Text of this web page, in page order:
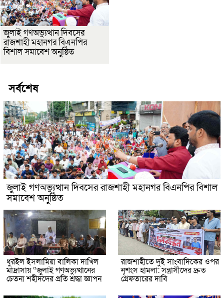
জুলাই গণঅভ্যুত্থান দিবসের
রাজশাহী মহানগর বিএনপির
বিশাল সমাবেশ অনুষ্ঠিত
সর্বশেষ
জুলাই গণঅভ্যুত্থান দিবসের রাজশাহী মহানগর বিএনপির বিশাল
সমাবেশ অনুষ্ঠিত
ধুরইল ইসলামিয়া বালিকা দাখিল
মাদ্রাসায় “জুলাই গণঅভ্যুত্থানের
চেতনা শহীদদের প্রতি শ্রদ্ধা জ্ঞাপন
রাজশাহীতে দুই সাংবাদিকের ওপর
নৃশংস হামলা: সন্ত্রাসীদের দ্রুত
গ্রেফতারের দাবি